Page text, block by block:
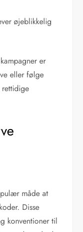
øjeblikkelig
er
eller følge
måde at
Disse
konventioner til